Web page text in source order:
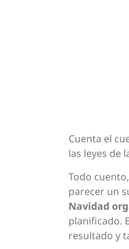
Cuenta el
las leyes de
Todo
parecer un
Navidad
planificado.
resultado y